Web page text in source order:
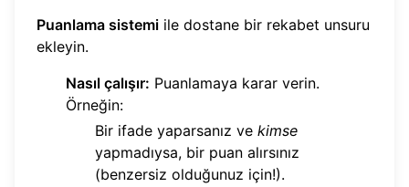
Puanlama sistemi ile dostane bir rekabet unsuru
ekleyin.
Nasıl çalışır: Puanlamaya karar verin.
Örneğin:
Bir ifade yaparsanız ve kimse
yapmadıysa, bir puan alırsınız
(benzersiz olduğunuz için!).